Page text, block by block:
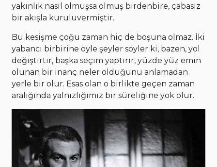
yakınlık nasıl olmuşsa olmuş birdenbire, çabasız
bir akışla kuruluvermiştir.
Bu kesişme çoğu zaman hiç de boşuna olmaz. İki
yabancı birbirine öyle şeyler söyler ki, bazen, yol
değiştirtir, başka seçim yaptırır, yüzde yüz emin
olunan bir inanç neler olduğunu anlamadan
yerle bir olur. Esas olan o birlikte geçen zaman
aralığında yalnızlığımız bir süreliğine yok olur.